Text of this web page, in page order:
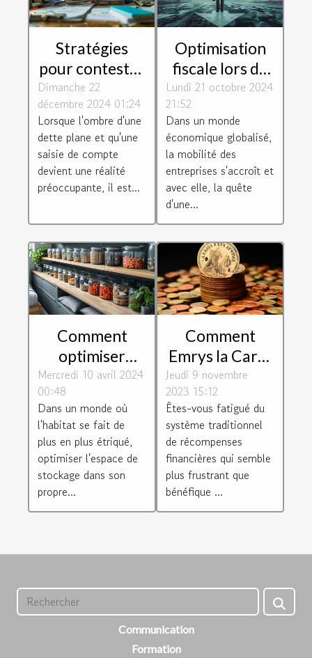
Stratégies
pour contester
une saisie de
compte en
situation de
dette
Dimanche 22
décembre 2024 01:24
Lorsque l'ombre d'une
dette plane et qu'une
saisie de compte
devient une réalité
préoccupante, il est...
Optimisation
fiscale lors du
transfert
d'entreprise
vers des
juridictions
avantageuses
Lundi 21 octobre 2024
21:52
Dans un monde
économique globalisé,
la mobilité des
entreprises s'accroît et
avec elle, la quête
d'une...
Comment
optimiser
l'espace de
stockage chez
soi : Astuces et
solutions
Mercredi 10 avril 2024
00:48
Dans un monde où
l'habitat se fait de
plus en plus étriqué,
optimiser l'espace de
stockage dans son
propre...
Comment
Emrys la Carte
révolutionne le
système de
récompenses
financières
Jeudi 9 novembre
2023 15:12
Êtes-vous fatigué du
système traditionnel
de récompenses
financières qui semble
plus frustrant que
bénéfique ...
Communication
Formation